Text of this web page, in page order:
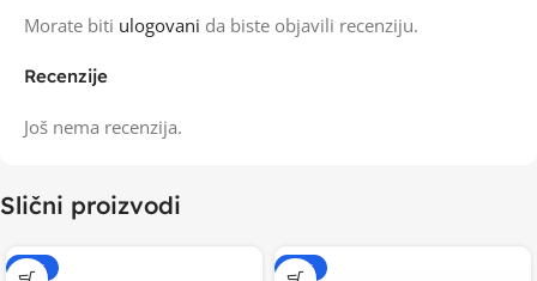
Recenzije
Još nema recenzija.
Morate biti ulogovani da biste objavili recenziju.
Slični proizvodi
-20% -15%